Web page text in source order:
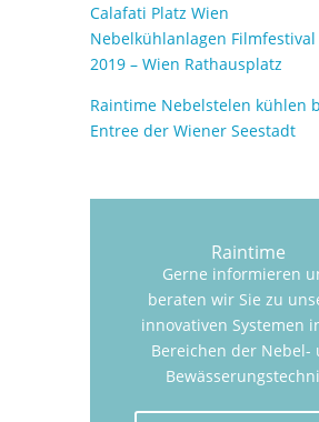
Calafati Platz Wien
Nebelkühlanlagen Filmfestival
2019 – Wien Rathausplatz
Raintime Nebelstelen kühlen
Entree der Wiener Seestadt
Raintime
Gerne informieren
beraten wir Sie zu
innovativen Systemen
Bereichen der Nebel-